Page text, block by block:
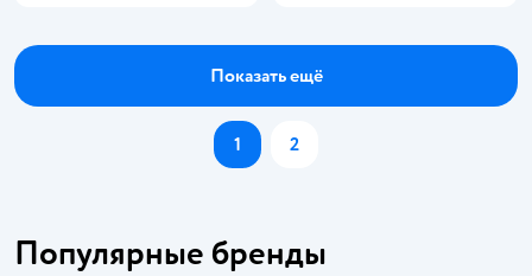
Показать ещё
1 2
Популярные бренды